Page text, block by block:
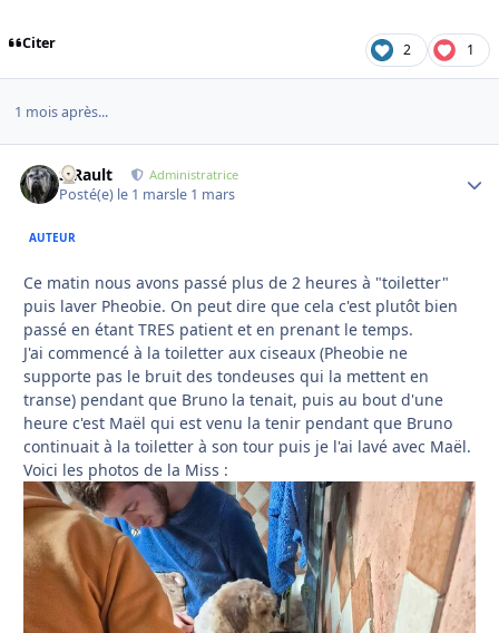
Citer 2 1
1 mois après...
S.Rault Administratrice
Posté(e) le 1 marsle 1 mars
AUTEUR
Ce matin nous avons passé plus de 2 heures à "toiletter"
puis laver Pheobie. On peut dire que cela c'est plutôt bien
passé en étant TRES patient et en prenant le temps.
J'ai commencé à la toiletter aux ciseaux (Pheobie ne
supporte pas le bruit des tondeuses qui la mettent en
transe) pendant que Bruno la tenait, puis au bout d'une
heure c'est Maël qui est venu la tenir pendant que Bruno
continuait à la toiletter à son tour puis je l'ai lavé avec Maël.
Voici les photos de la Miss :